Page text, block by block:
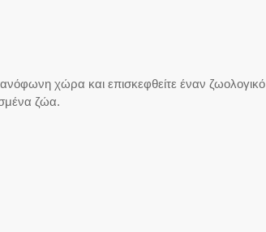
χώρα και επισκεφθείτε έναν ζωολογικό
ζώα.